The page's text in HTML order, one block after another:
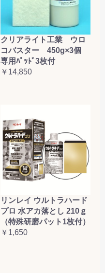
クリアライト工業 ウロ
コバスター 450g×3個
専用ﾊﾟｯﾄﾞ3枚付
￥14,850
リンレイ ウルトラハード
プロ 水アカ落とし 210ｇ
（特殊研磨パット1枚付）
￥1,650